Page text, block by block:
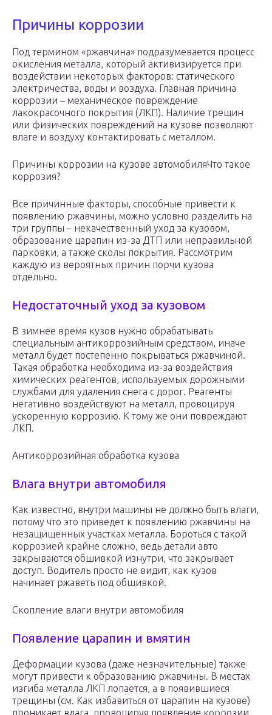
Причины коррозии
Под термином «ржавчина» подразумевается процесс
окисления металла, который активизируется при
воздействии некоторых факторов: статического
электричества, воды и воздуха. Главная причина
коррозии – механическое повреждение
лакокрасочного покрытия (ЛКП). Наличие трещин
или физических повреждений на кузове позволяют
влаге и воздуху контактировать с металлом.
Причины коррозии на кузове автомобиляЧто такое
коррозия?
Все причинные факторы, способные привести к
появлению ржавчины, можно условно разделить на
три группы – некачественный уход за кузовом,
образование царапин из-за ДТП или неправильной
парковки, а также сколы покрытия. Рассмотрим
каждую из вероятных причин порчи кузова
отдельно.
Недостаточный уход за кузовом
В зимнее время кузов нужно обрабатывать
специальным антикоррозийным средством, иначе
металл будет постепенно покрываться ржавчиной.
Такая обработка необходима из-за воздействия
химических реагентов, используемых дорожными
службами для удаления снега с дорог. Реагенты
негативно воздействуют на металл, провоцируя
ускоренную коррозию. К тому же они повреждают
ЛКП.
Антикоррозийная обработка кузова
Влага внутри автомобиля
Как известно, внутри машины не должно быть влаги,
потому что это приведет к появлению ржавчины на
незащищенных участках металла. Бороться с такой
коррозией крайне сложно, ведь детали авто
закрываются обшивкой изнутри, что закрывает
доступ. Водитель просто не видит, как кузов
начинает ржаветь под обшивкой.
Скопление влаги внутри автомобиля
Появление царапин и вмятин
Деформации кузова (даже незначительные) также
могут привести к образованию ржавчины. В местах
изгиба металла ЛКП лопается, а в появившиеся
трещины (см. Как избавиться от царапин на кузове)
проникает влага, провоцируя появление коррозии.